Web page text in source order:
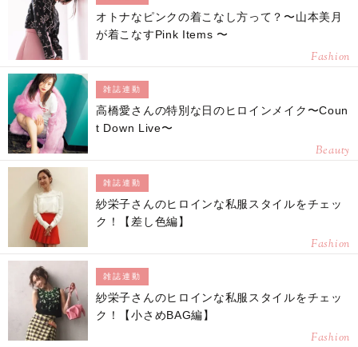
オトナなピンクの着こなし方って？〜山本美月
が着こなすPink Items 〜
Fashion
雑誌連動
高橋愛さんの特別な日のヒロインメイク〜Coun
t Down Live〜
Beauty
雑誌連動
紗栄子さんのヒロインな私服スタイルをチェッ
ク！【差し色編】
Fashion
雑誌連動
紗栄子さんのヒロインな私服スタイルをチェッ
ク！【小さめBAG編】
Fashion